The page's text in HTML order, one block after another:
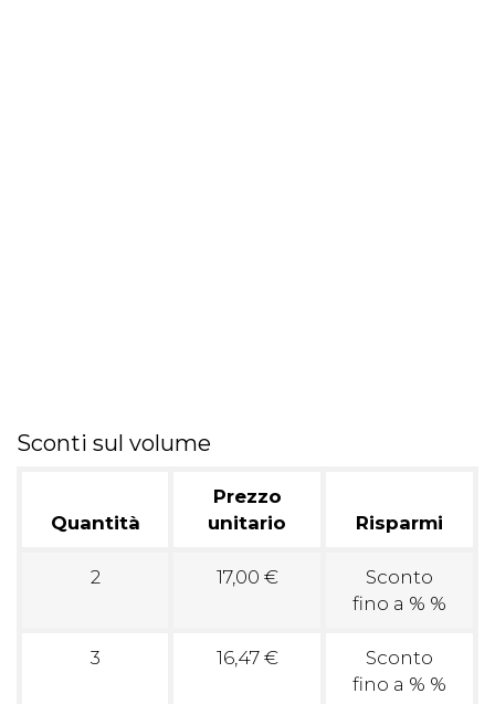
Sconti sul volume
Quantità
Prezzo
unitario
Risparmi
2 17,00 €
Sconto
fino a % %
3 16,47 €
Sconto
fino a % %